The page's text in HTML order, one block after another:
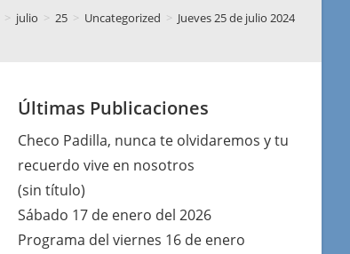
> julio > 25 > Uncategorized > Jueves 25 de julio 2024
Últimas Publicaciones
Checo Padilla, nunca te olvidaremos y tu
recuerdo vive en nosotros
(sin título)
Sábado 17 de enero del 2026
Programa del viernes 16 de enero